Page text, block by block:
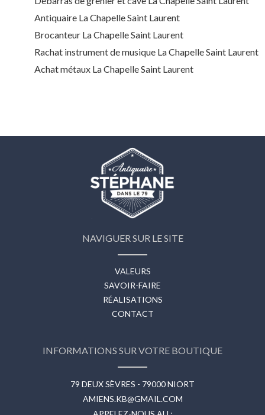
Antiquaire La Chapelle Saint Laurent
Brocanteur La Chapelle Saint Laurent
Rachat instrument de musique La Chapelle Saint Laurent
Achat métaux La Chapelle Saint Laurent
NAVIGUER SUR LE SITE
VALEURS
SAVOIR-FAIRE
RÉALISATIONS
CONTACT
INFORMATIONS SUR VOTRE BOUTIQUE
79 DEUX SÈVRES - 79000 NIORT
AMIENS.KB@GMAIL.COM